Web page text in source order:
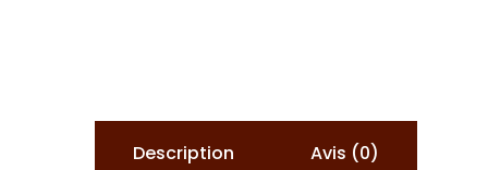
Description Avis (0)